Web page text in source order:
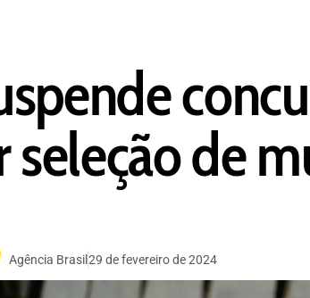
de
Agência Brasil 29 de fevereiro de 2024